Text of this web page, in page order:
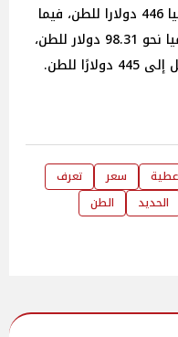
بلغ متوسط سعر حديد التسليح عالميا 446 دولارا للطن، فيما
سجل متوسط سعر الحديد الخام عالميا نحو 98.31 دولار للطن،
للطن.
عطية سعر
تعرف
الحديد
الطن